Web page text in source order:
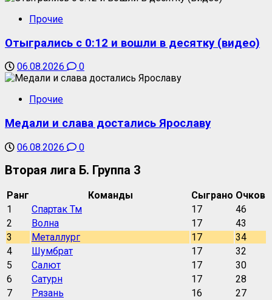
Прочие
Отыгрались с 0:12 и вошли в десятку (видео)
06.08.2026 0
Прочие
Медали и слава достались Ярославу
06.08.2026 0
Вторая лига Б. Группа 3
Ранг Команды Сыграно Очков
1
Спартак Тм 17
46
2
Волна 17
43
3
Металлург 17
34
4
Шумбрат 17
32
5
Салют 17
30
6
Сатурн 17
28
7
Рязань 16
27